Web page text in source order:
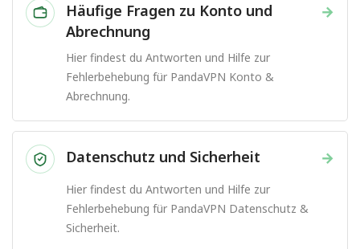
→
Häufige Fragen zu Konto und
Abrechnung
Hier findest du Antworten und Hilfe zur
Fehlerbehebung für PandaVPN Konto &
Abrechnung.
→
Datenschutz und Sicherheit
Hier findest du Antworten und Hilfe zur
Fehlerbehebung für PandaVPN Datenschutz &
Sicherheit.